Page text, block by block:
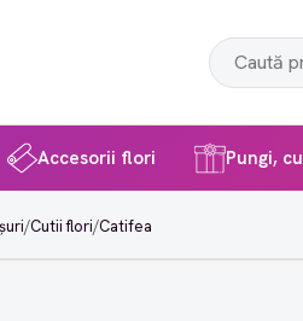
Accesorii flori Pungi,
/Cutii flori/Catifea